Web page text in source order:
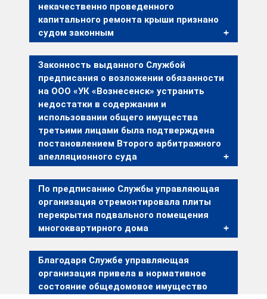
некачественно проведенного
капитального ремонта крыши признано
судом законным
Законность выданного Службой
предписания о возложении обязанности
на ООО «УК «Вознесенск» устранить
недостатки в содержании и
использовании общего имущества
третьими лицами была подтверждена
постановлением Второго арбитражного
апелляционного суда
По предписанию Службы управляющая
организация отремонтировала плиты
перекрытия подвального помещения
многоквартирного дома
Благодаря Службе управляющая
организация привела в нормативное
состояние общедомовое имущество